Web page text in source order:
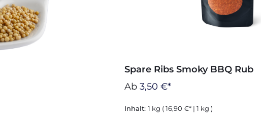
Spare Ribs Smoky BBQ Rub
Ab3,50 €*
Inhalt:1 kg ( 16,90 €* | 1 kg )